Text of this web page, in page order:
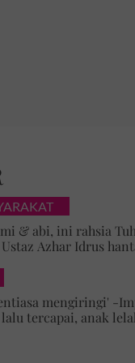
& abi, ini rahsia
Azhar Idrus
mengiringi' -
lalu tercapai, anak